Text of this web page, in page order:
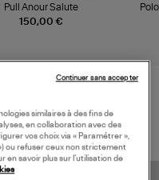
150,00 €
Pull Anour Salute
similaires à des fins de
en collaboration avec des
vos choix via « Paramétrer »,
ou refuser ceux non strictement
en savoir plus sur l’utilisation de
Continuer sans accepter